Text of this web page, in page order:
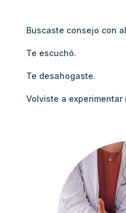
Buscaste consejo con
Te escuchó.
Te desahogaste.
Volviste a experimentar